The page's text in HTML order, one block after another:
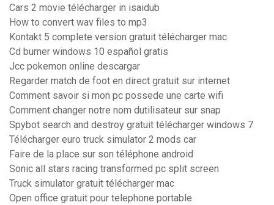
Cars 2 movie télécharger in isaidub
How to convert wav files to mp3
Kontakt 5 complete version gratuit télécharger mac
Cd burner windows 10 español gratis
Jcc pokemon online descargar
Regarder match de foot en direct gratuit sur internet
Comment savoir si mon pc possede une carte wifi
Comment changer notre nom dutilisateur sur snap
Spybot search and destroy gratuit télécharger windows 7
Télécharger euro truck simulator 2 mods car
Faire de la place sur son téléphone android
Sonic all stars racing transformed pc split screen
Truck simulator gratuit télécharger mac
Open office gratuit pour telephone portable